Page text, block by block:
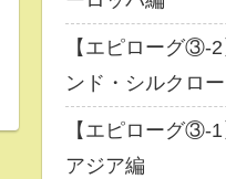
【エピローグ
ンド・シルクロ
【エピローグ③-
アジア編